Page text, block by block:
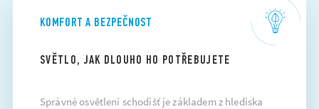
KOMFORT A BEZPEČNOST
SVĚTLO, JAK DLOUHO HO POTŘEBUJETE
Správné osvětlení schodišť je základem z hlediska